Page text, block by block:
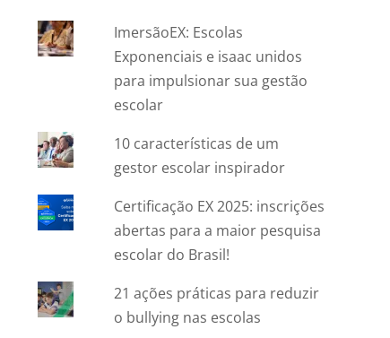
ImersãoEX: Escolas
Exponenciais e isaac unidos
para impulsionar sua gestão
escolar
10 características de um
gestor escolar inspirador
Certificação EX 2025: inscrições
abertas para a maior pesquisa
escolar do Brasil!
21 ações práticas para reduzir
o bullying nas escolas